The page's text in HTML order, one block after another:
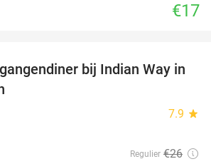
€17
35%
bij Indian Way in
7.9 star
Regulier €26